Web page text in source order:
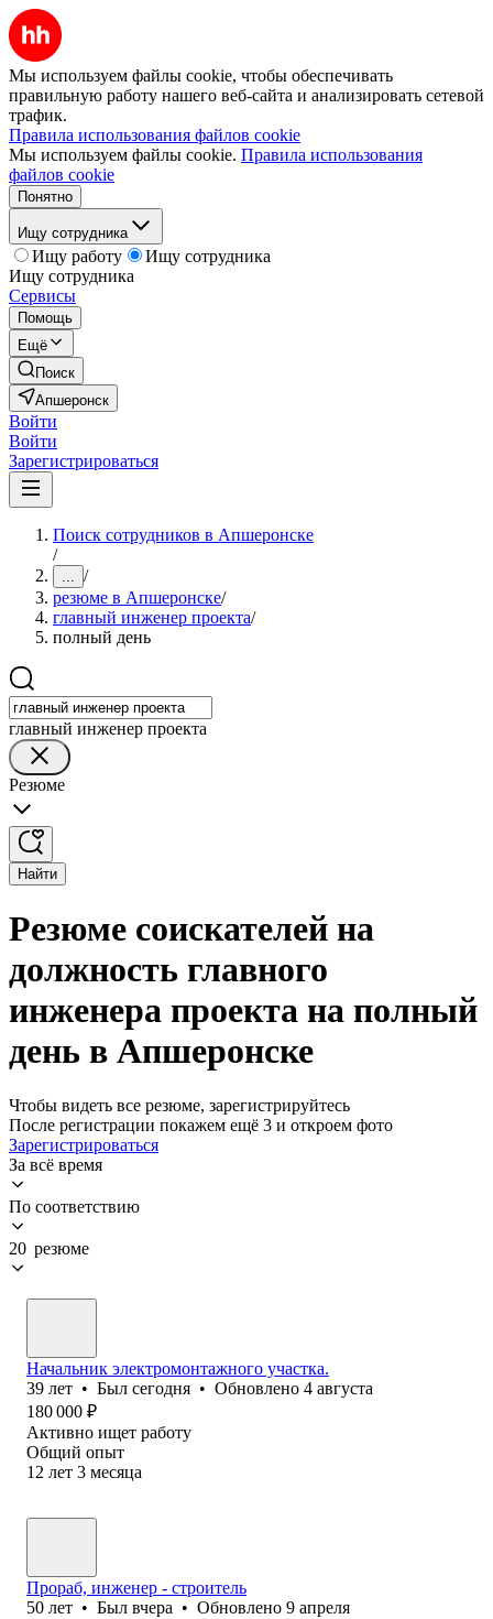
Мы используем файлы cookie, чтобы обеспечивать
правильную работу нашего веб-сайта и анализировать сетевой
трафик.
Правила использования файлов cookie
Мы используем файлы cookie. Правила использования
файлов cookie
Понятно
Ищу сотрудника
Ищу работу
Ищу сотрудника
Ищу сотрудника
Сервисы
Помощь
Ещё
Поиск
Апшеронск
Войти
Войти
Зарегистрироваться
Поиск сотрудников в Апшеронске
/
... /
резюме в Апшеронске/
главный инженер проекта/
полный день
главный инженер проекта
Резюме
Найти
Резюме соискателей на
должность главного
инженера проекта на полный
день в Апшеронске
Чтобы видеть все резюме, зарегистрируйтесь
После регистрации покажем ещё 3 и откроем фото
Зарегистрироваться
За всё время
По соответствию
20 резюме
Начальник электромонтажного участка.
39 лет • Был сегодня • Обновлено 4 августа
180 000 ₽
Активно ищет работу
Общий опыт
12 лет 3 месяца
Прораб, инженер - строитель
50 лет • Был вчера • Обновлено 9 апреля